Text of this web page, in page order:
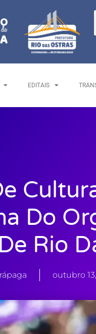
EDITAIS
Do
Rio
outubro